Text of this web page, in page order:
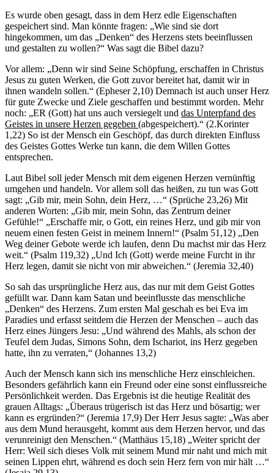
Es wurde oben gesagt, dass in dem Herz edle Eigenschaften
gespeichert sind. Man könnte fragen: „Wie sind sie dort
hingekommen, um das „Denken“ des Herzens stets beeinflussen
und gestalten zu wollen?“ Was sagt die Bibel dazu?
Vor allem: „Denn wir sind Seine Schöpfung, erschaffen in Christus
Jesus zu guten Werken, die Gott zuvor bereitet hat, damit wir in
ihnen wandeln sollen.“ (Epheser 2,10) Demnach ist auch unser Herz
für gute Zwecke und Ziele geschaffen und bestimmt worden. Mehr
noch: „ER (Gott) hat uns auch versiegelt und das Unterpfand des
Geistes in unsere Herzen gegeben (abgespeichert).“ (2.Korinter
1,22) So ist der Mensch ein Geschöpf, das durch direkten Einfluss
des Geistes Gottes Werke tun kann, die dem Willen Gottes
entsprechen.
Laut Bibel soll jeder Mensch mit dem eigenen Herzen vernünftig
umgehen und handeln. Vor allem soll das heißen, zu tun was Gott
sagt: „Gib mir, mein Sohn, dein Herz, …“ (Sprüche 23,26) Mit
anderen Worten: „Gib mir, mein Sohn, das Zentrum deiner
Gefühle!“ „Erschaffe mir, o Gott, ein reines Herz, und gib mir von
neuem einen festen Geist in meinem Innern!“ (Psalm 51,12) „Den
Weg deiner Gebote werde ich laufen, denn Du machst mir das Herz
weit.“ (Psalm 119,32) „Und Ich (Gott) werde meine Furcht in ihr
Herz legen, damit sie nicht von mir abweichen.“ (Jeremia 32,40)
So sah das ursprüngliche Herz aus, das nur mit dem Geist Gottes
gefüllt war. Dann kam Satan und beeinflusste das menschliche
„Denken“ des Herzens. Zum ersten Mal geschah es bei Eva im
Paradies und erfasst seitdem die Herzen der Menschen – auch das
Herz eines Jüngers Jesu: „Und während des Mahls, als schon der
Teufel dem Judas, Simons Sohn, dem Ischariot, ins Herz gegeben
hatte, ihn zu verraten,“ (Johannes 13,2)
Auch der Mensch kann sich ins menschliche Herz einschleichen.
Besonders gefährlich kann ein Freund oder eine sonst einflussreiche
Persönlichkeit werden. Das Ergebnis ist die heutige Realität des
grauen Alltags: „Überaus trügerisch ist das Herz und bösartig; wer
kann es ergründen?“ (Jeremia 17,9) Der Herr Jesus sagte: „Was aber
aus dem Mund herausgeht, kommt aus dem Herzen hervor, und das
verunreinigt den Menschen.“ (Matthäus 15,18) „Weiter spricht der
Herr: Weil sich dieses Volk mit seinem Mund mir naht und mich mit
seinen Lippen ehrt, während es doch sein Herz fern von mir hält …“